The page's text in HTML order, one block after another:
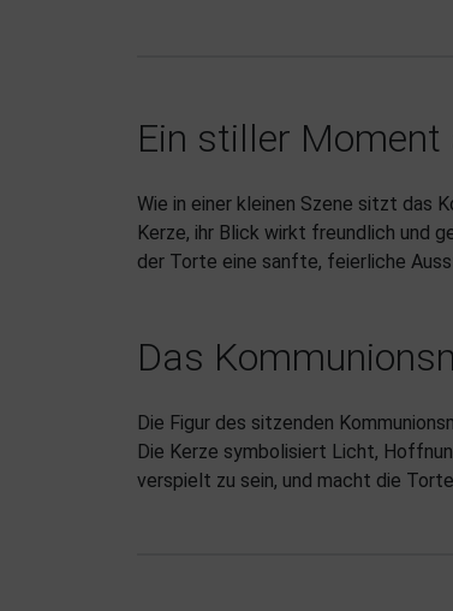
Ein stiller
Wie in einer kleinen Szene sitzt das
Kerze, ihr Blick wirkt freundlich und
der Torte eine sanfte, feierliche
Das
Die Figur des sitzenden
Die Kerze symbolisiert Licht,
verspielt zu sein, und macht die